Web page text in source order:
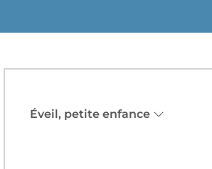
Éveil, petite enfance